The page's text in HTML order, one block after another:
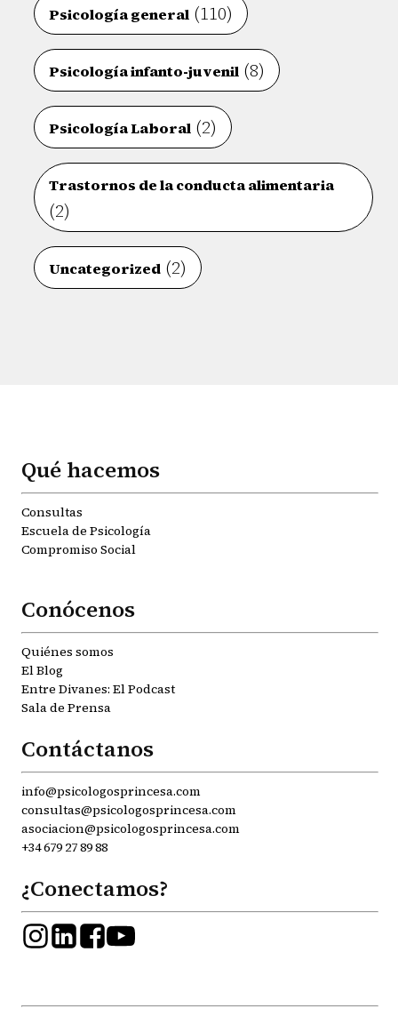
Psicología general (110)
Psicología infanto-juvenil (8)
Psicología Laboral (2)
Trastornos de la conducta alimentaria
(2)
Uncategorized (2)
Qué hacemos
Consultas
Escuela de Psicología
Compromiso Social
Conócenos
Quiénes somos
El Blog
Entre Divanes: El Podcast
Sala de Prensa
Contáctanos
info@psicologosprincesa.com
consultas@psicologosprincesa.com
asociacion@psicologosprincesa.com
+34 679 27 89 88
¿Conectamos?